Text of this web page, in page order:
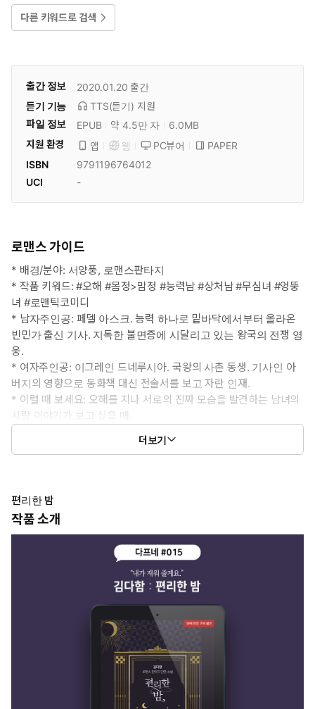
다른 키워드로 검색
출간 정보 2020.01.20 출간
듣기 기능
TTS(듣기) 지원
파일 정보
EPUB 약 4.5만 자
6.0MB
지원 환경
앱 웹 PC뷰어
PAPER
ISBN
9791196764012
UCI
-
로맨스 가이드
* 배경/분야: 서양풍, 로맨스판타지
* 작품 키워드: #오해 #몸정>맘정 #능력남 #상처남 #무심녀 #엉뚱
녀 #로맨틱코미디
* 남자주인공: 페델 아스크. 능력 하나로 밑바닥에서부터 올라온
빈민가 출신 기사. 지독한 불면증에 시달리고 있는 왕국의 전쟁 영
웅.
* 여자주인공: 이그레인 드네루시아. 국왕의 사촌 동생. 기사인 아
버지의 영향으로 동화책 대신 전술서를 보고 자란 인재.
* 이럴 때 보세요: 오해를 지나 서로의 진짜 모습을 발견하는 남녀의
사랑 이야기가 보고 싶을 때.
“어떤 확실한 여자를 내게 허락하겠다는 겁니까?”
더보기
편리한 밤
작품 소개